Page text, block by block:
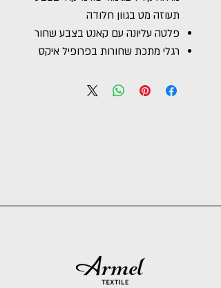
תעוזה מט בגוון חלודה
פלטה עליונה עם קאנט בצבע שחור
רגלי מתכת שחורות בפרופיל איקס